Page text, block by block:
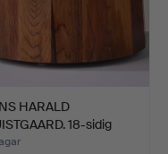
HARALD
18-sidig